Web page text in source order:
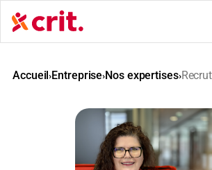
Aller
au
contenu
Accueil›Entreprise›Nos expertises›